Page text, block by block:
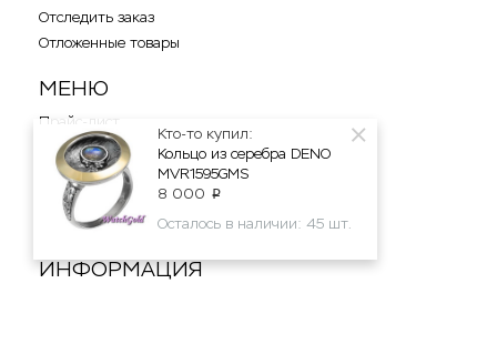
Отследить заказ
Отложенные товары
МЕНЮ
Прайс-лист
Новости
Отзывы
Карта сайта
Форма связи
ИНФОРМАЦИЯ
Кто-то купил:
Кольцо из серебра DENO
MVR1595GMS
8 000 p
Осталось в наличии: 45 шт.